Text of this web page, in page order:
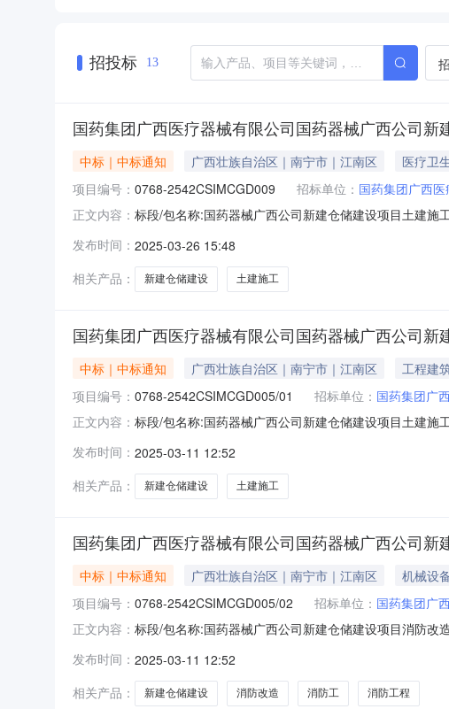
招投标 13
国药集团广西医疗器械有限公司国药器械广西公司
中标｜中标通知 广西壮族自治区｜南宁市｜江南区 医疗卫
项目编号： 0768-2542CSIMCGD009 招标单位： 国药集团广西
正文内容： 标段/包名称:国药器械广西公司新建仓储建设项目土建
果公示国药集团广西医疗器械有限公司国药器械广西公
发布时间： 2025-03-26 15:48
相关产品：
新建仓储建设 土建施工
国药集团广西医疗器械有限公司国药器械广西公司
中标｜中标通知 广西壮族自治区｜南宁市｜江南区 工程建
项目编号： 0768-2542CSIMCGD005/01 招标单位： 国药集团广
正文内容： 标段/包名称:国药器械广西公司新建仓储建设项目土建
示.pdf成交结果公示国药集团广西医疗器械有限公司国药
发布时间： 2025-03-11 12:52
相关产品：
新建仓储建设 土建施工
国药集团广西医疗器械有限公司国药器械广西公司
中标｜中标通知 广西壮族自治区｜南宁市｜江南区 机械设
项目编号： 0768-2542CSIMCGD005/02 招标单位： 国药集团广
正文内容： 标段/包名称:国药器械广西公司新建仓储建设项目消防
成交结果公示国药集团广西医疗器械有限公司国药器械
发布时间： 2025-03-11 12:52
相关产品：
新建仓储建设 消防改造 消防工 消防工程